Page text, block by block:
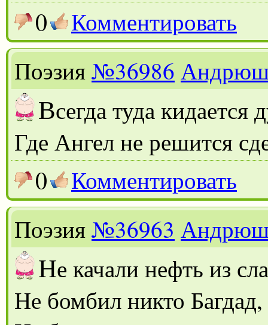
0
Комментировать
Поэзия№36986
Всегда туда кидается
Где Ангел не решится
0
Комментировать
Поэзия№36963
Не качали нефть из
Не бомбил никто Багдад,